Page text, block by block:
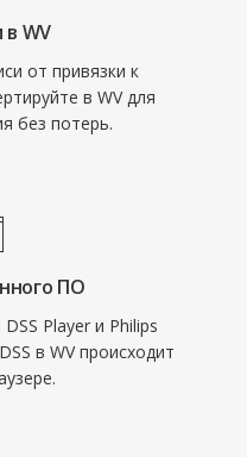
обработку
Библиотека
под
в
и множество
листы и
даже самых
коллекций.
WV
от привязки к
в WV для
без потерь.
ПО
Player и Philips
в WV происходит